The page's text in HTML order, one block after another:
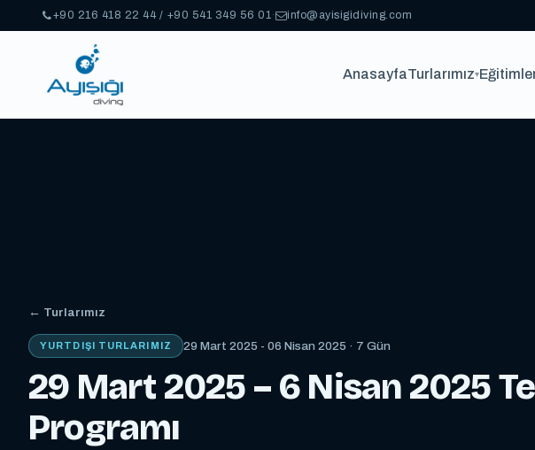
+90 216 418 22 44 / +90 541 349 56 01· info@ayisigidiving.com
AnasayfaTurlarımız▾
← Turlarımız
YURTDIŞI TURLARIMIZ 29 Mart 2025 - 06 Nisan 2025 · 7 Gün
29 Mart 2025 – 6 Nisan 2025
Programı